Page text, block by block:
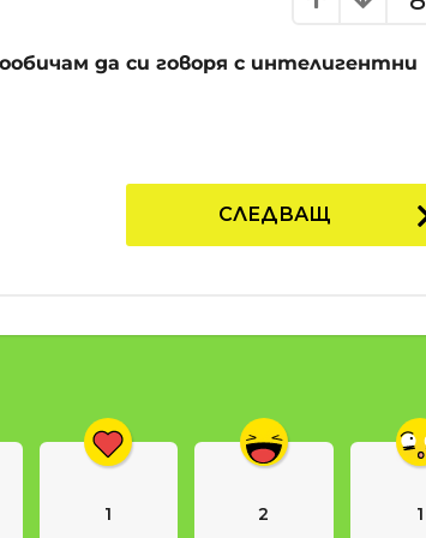
да си говоря с интелигентни
СЛЕДВАЩ
1 2 1